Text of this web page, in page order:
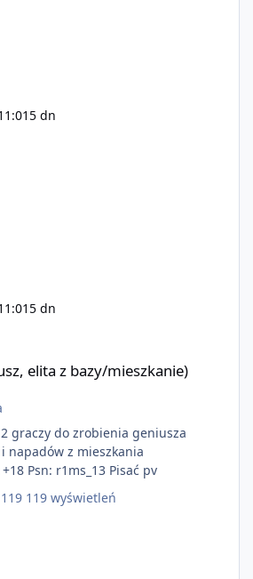
5 dn
5 dn
elita z bazy/mieszkanie)
graczy do zrobienia geniusza
napadów z mieszkania
Psn: r1ms_13 Pisać pv
119 wyświetleń